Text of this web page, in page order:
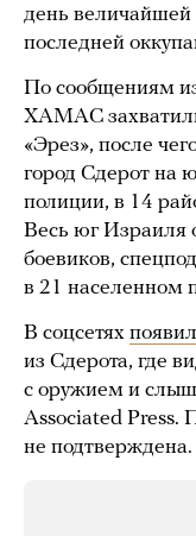
день
последней
По сообщениям
ХАМАС
«Эрез», после
город Сдерот на
полиции, в 14
Весь юг Израиля
боевиков,
в 21 населенном
В соцсетях
из Сдерота, где
с оружием и
Associated Press.
не подтверждена.